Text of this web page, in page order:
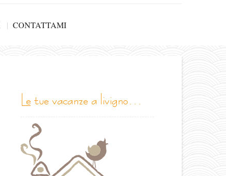
CONTATTAMI
le tue vacanze a livigno…